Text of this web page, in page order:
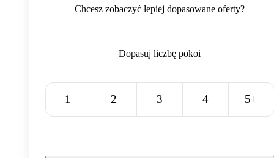
Chcesz zobaczyć lepiej dopasowane oferty?
Dopasuj liczbę pokoi
1 2 3 4 5+